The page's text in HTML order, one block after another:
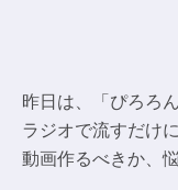
昨日は、「ぴろろ
ラジオで流すだけに
動画作るべきか、